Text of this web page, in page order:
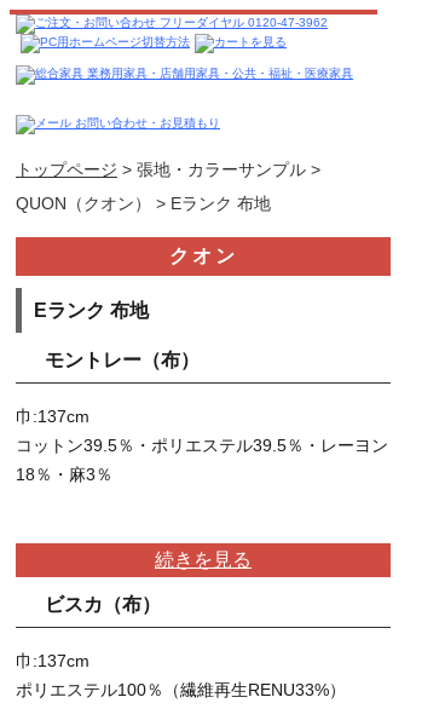
トップページ > 張地・カラーサンプル >
QUON（クオン）
> Eランク 布地
クオン
Eランク 布地
モントレー（布）
巾:137cm
コットン39.5％・ポリエステル39.5％・レーヨン
18％・麻3％
続きを見る
ビスカ（布）
巾:137cm
ポリエステル100％（繊維再生RENU33%）